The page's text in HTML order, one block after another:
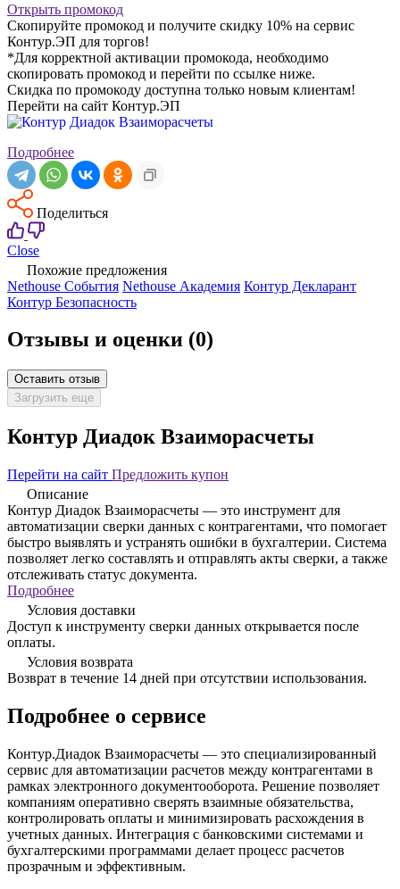
Открыть промокод
Скопируйте промокод и получите скидку 10% на сервис
Контур.ЭП для торгов!
*Для корректной активации промокода, необходимо
скопировать промокод и перейти по ссылке ниже.
Скидка по промокоду доступна только новым клиентам!
Перейти на сайт Контур.ЭП
Подробнее
Поделиться
Close
Похожие предложения
Nethouse События Nethouse Академия Контур Декларант
Контур Безопасность
Отзывы и оценки (0)
Оставить отзыв
Загрузить еще
Контур Диадок Взаиморасчеты
Перейти на сайт Предложить купон
Описание
Контур Диадок Взаиморасчеты — это инструмент для
автоматизации сверки данных с контрагентами, что помогает
быстро выявлять и устранять ошибки в бухгалтерии. Система
позволяет легко составлять и отправлять акты сверки, а также
отслеживать статус документа.
Подробнее
Условия доставки
Доступ к инструменту сверки данных открывается после
оплаты.
Условия возврата
Возврат в течение 14 дней при отсутствии использования.
Подробнее о сервисе
Контур.Диадок Взаиморасчеты — это специализированный
сервис для автоматизации расчетов между контрагентами в
рамках электронного документооборота. Решение позволяет
компаниям оперативно сверять взаимные обязательства,
контролировать оплаты и минимизировать расхождения в
учетных данных. Интеграция с банковскими системами и
бухгалтерскими программами делает процесс расчетов
прозрачным и эффективным.